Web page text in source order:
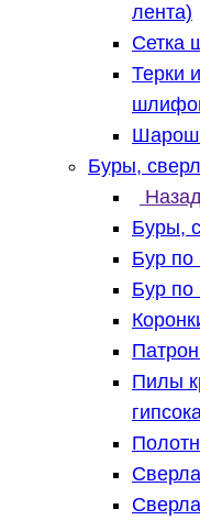
лента)
Сетка
Терки
Буры,
Буры,
Бур по
Бур по
Пилы